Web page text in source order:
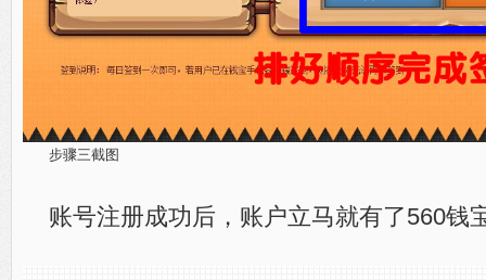
步骤三截图
账号注册成功后，账户立马就有了560钱